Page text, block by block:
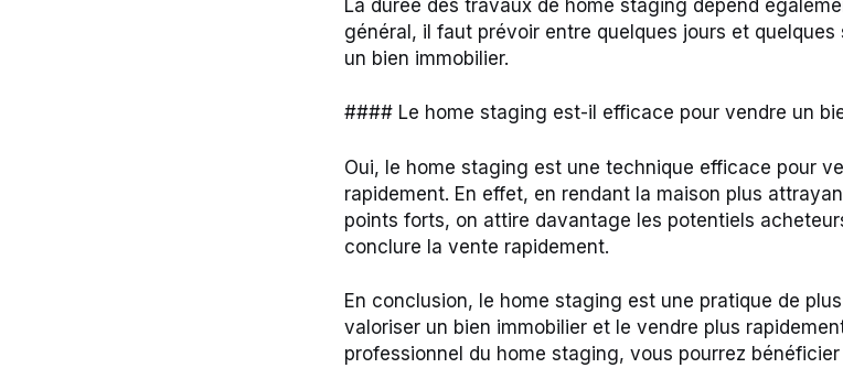
La durée des travaux de home staging dépend
général, il faut prévoir entre quelques jours et
un bien immobilier.
#### Le home staging est-il efficace pour vendre un
Oui, le home staging est une technique efficace pour
rapidement. En effet, en rendant la maison plus
points forts, on attire davantage les potentiels
conclure la vente rapidement.
En conclusion, le home staging est une pratique de
valoriser un bien immobilier et le vendre plus
professionnel du home staging, vous pourrez